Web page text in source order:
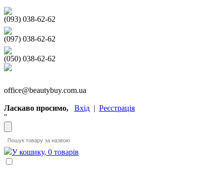
(093) 038-62-62
(097) 038-62-62
(050) 038-62-62
office@beautybuy.com.ua
Ласкаво просимо, Вхід | Реєстрація
"
У кошику, 0 товарів